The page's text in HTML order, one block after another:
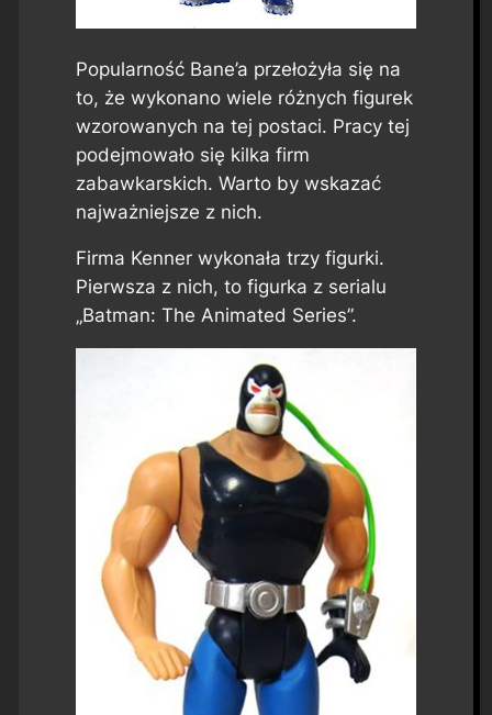
Popularność Bane’a przełożyła się na
to, że wykonano wiele różnych figurek
wzorowanych na tej postaci. Pracy tej
podejmowało się kilka firm
zabawkarskich. Warto by wskazać
najważniejsze z nich.
Firma Kenner wykonała trzy figurki.
Pierwsza z nich, to figurka z serialu
„Batman: The Animated Series”.